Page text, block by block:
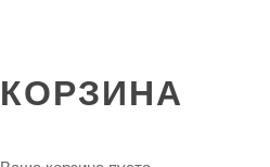
КОРЗИНА